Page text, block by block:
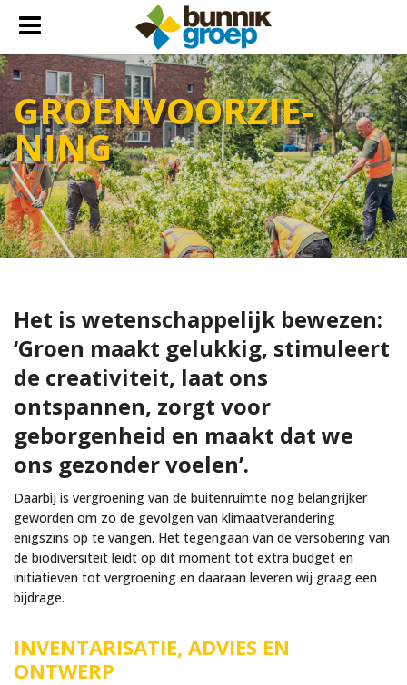
GROEN­VOOR­ZIE­
NING
Het is wetenschappelijk bewezen:
‘Groen maakt gelukkig, stimuleert
de creativiteit, laat ons
ontspannen, zorgt voor
geborgenheid en maakt dat we
ons gezonder voelen’.
Daarbij is vergroening van de buitenruimte nog belangrijker
geworden om zo de gevolgen van klimaatverandering
enigszins op te vangen. Het tegengaan van de versobering van
de biodiversiteit leidt op dit moment tot extra budget en
initiatieven tot vergroening en daaraan leveren wij graag een
bijdrage.
INVENTARISATIE, ADVIES EN
ONTWERP